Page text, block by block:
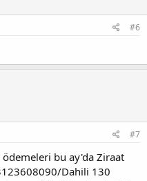
#6
#7
ödemeleri bu ay'da Ziraat
Dahili 130